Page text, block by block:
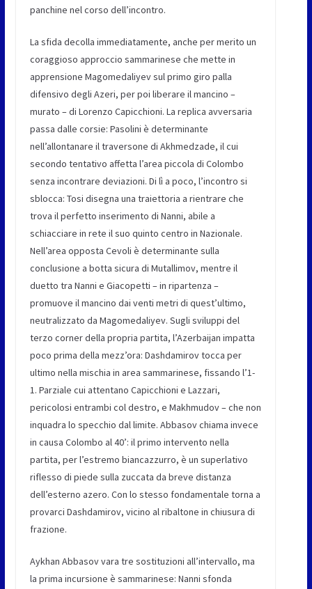
panchine nel corso dell’incontro.
La sfida decolla immediatamente, anche per merito un
coraggioso approccio sammarinese che mette in
apprensione Magomedaliyev sul primo giro palla
difensivo degli Azeri, per poi liberare il mancino –
murato – di Lorenzo Capicchioni. La replica avversaria
passa dalle corsie: Pasolini è determinante
nell’allontanare il traversone di Akhmedzade, il cui
secondo tentativo affetta l’area piccola di Colombo
senza incontrare deviazioni. Di lì a poco, l’incontro si
sblocca: Tosi disegna una traiettoria a rientrare che
trova il perfetto inserimento di Nanni, abile a
schiacciare in rete il suo quinto centro in Nazionale.
Nell’area opposta Cevoli è determinante sulla
conclusione a botta sicura di Mutallimov, mentre il
duetto tra Nanni e Giacopetti – in ripartenza –
promuove il mancino dai venti metri di quest’ultimo,
neutralizzato da Magomedaliyev. Sugli sviluppi del
terzo corner della propria partita, l’Azerbaijan impatta
poco prima della mezz’ora: Dashdamirov tocca per
ultimo nella mischia in area sammarinese, fissando l’1-
1. Parziale cui attentano Capicchioni e Lazzari,
pericolosi entrambi col destro, e Makhmudov – che non
inquadra lo specchio dal limite. Abbasov chiama invece
in causa Colombo al 40’: il primo intervento nella
partita, per l’estremo biancazzurro, è un superlativo
riflesso di piede sulla zuccata da breve distanza
dell’esterno azero. Con lo stesso fondamentale torna a
provarci Dashdamirov, vicino al ribaltone in chiusura di
frazione.
Aykhan Abbasov vara tre sostituzioni all’intervallo, ma
la prima incursione è sammarinese: Nanni sfonda